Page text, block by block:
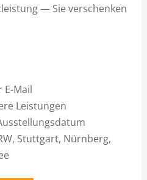
— Sie verschenken
E-Mail
Leistungen
Stuttgart, Nürnberg,